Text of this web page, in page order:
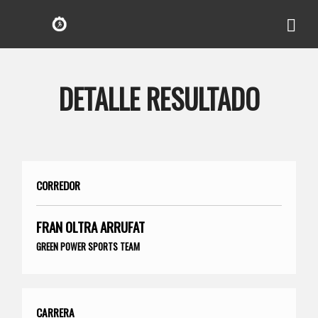
DETALLE RESULTADO
CORREDOR
FRAN OLTRA ARRUFAT
GREEN POWER SPORTS TEAM
CARRERA